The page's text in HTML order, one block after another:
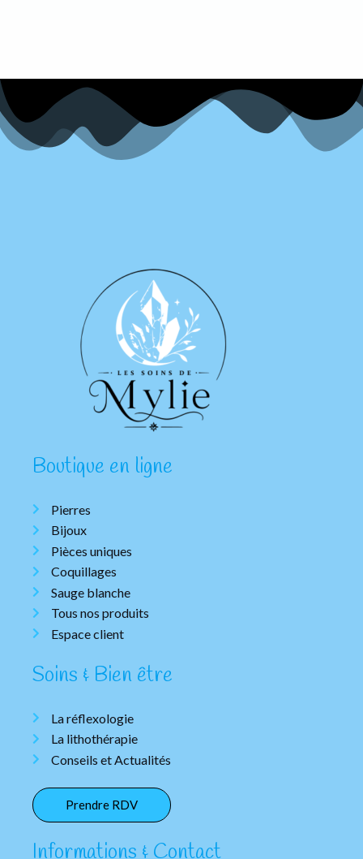
Boutique en ligne
Pierres
Bijoux
Pièces uniques
Coquillages
Sauge blanche
Tous nos produits
Espace client
Soins & Bien être
La réflexologie
La lithothérapie
Conseils et Actualités
Prendre RDV
Informations & Contact